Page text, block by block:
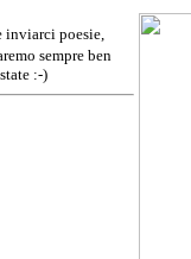
inviarci poesie,
sempre ben
:-)